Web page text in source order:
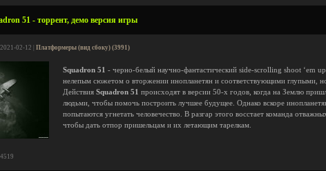
51 - торрент, демо версия игры
| 2021-02-12 | Платформеры (вид сбоку) (3991)
Squadron 51 - черно-белый научно-фантастический side-scrolling shoot ‘em
нелепым сюжетом о вторжении инопланетян и соответствующими глупыми,
Действия Squadron 51 происходят в версии 50-х годов, когда на Землю
людьми, чтобы помочь построить лучшее будущее. Однако вскоре
попытаются угнетать человечество. В разгар этого восстает команда
чтобы дать отпор пришельцам и их летающим тарелкам.